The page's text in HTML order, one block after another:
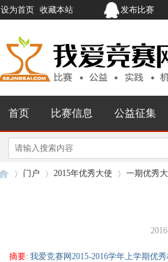
设为首页 收藏本站 发布比赛
首页 比赛信息 公益征集
门户 2015年优秀大使 一期优秀
摘要: 我爱竞赛网2015-2016学年上学期优